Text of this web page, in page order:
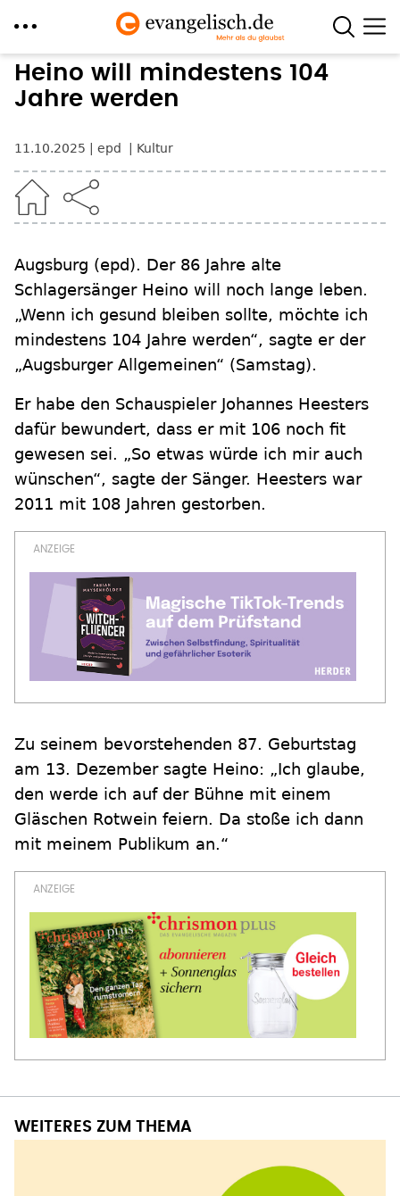
Direkt
zum
Heino will mindestens 104
Jahre werden
11.10.2025 epd Kultur
Augsburg (epd). Der 86 Jahre alte
Schlagersänger Heino will noch lange leben.
„Wenn ich gesund bleiben sollte, möchte ich
mindestens 104 Jahre werden“, sagte er der
„Augsburger Allgemeinen“ (Samstag).
Er habe den Schauspieler Johannes Heesters
dafür bewundert, dass er mit 106 noch fit
gewesen sei. „So etwas würde ich mir auch
wünschen“, sagte der Sänger. Heesters war
2011 mit 108 Jahren gestorben.
Zu seinem bevorstehenden 87. Geburtstag
am 13. Dezember sagte Heino: „Ich glaube,
den werde ich auf der Bühne mit einem
Gläschen Rotwein feiern. Da stoße ich dann
mit meinem Publikum an.“
WEITERES ZUM THEMA